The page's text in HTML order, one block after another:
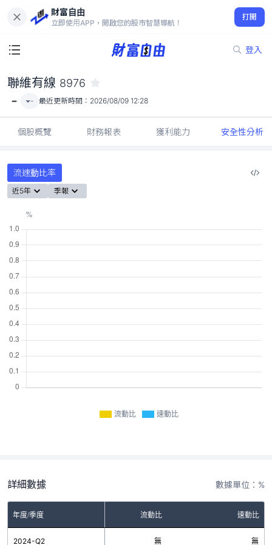
財富自由
立即使用APP，開啟您的股市智慧導航！
打開
登入
-
聯維有線 8976
- - 最近更新時間： 2026/08/09 12:28
個股概覽 財務報表 獲利能力 安全性分析
流速動比率
近5年 季報
流動比 速動比
詳細數據 數據單位：%
年度/季度 流動比 速動比
2024-Q2 無 無